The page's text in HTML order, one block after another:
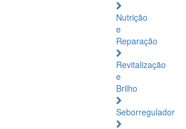
Nutrição
e
Reparação
Revitalização
e
Brilho
Seborregulador